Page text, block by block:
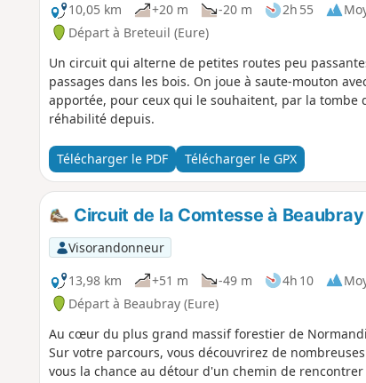
10,05 km
+20 m -20 m 2h 55
Départ à Breteuil (Eure)
Un circuit qui alterne de petites routes peu
passages dans les bois. On joue à saute-mouton
apportée, pour ceux qui le souhaitent, par la tombe
réhabilité depuis.
Télécharger le PDF Télécharger le GPX
Circuit de la Comtesse à Beaubray
Visorandonneur
13,98 km
+51 m -49 m 4h 10
Départ à Beaubray (Eure)
Au cœur du plus grand massif forestier de
Sur votre parcours, vous découvrirez de
vous la chance au détour d'un chemin de